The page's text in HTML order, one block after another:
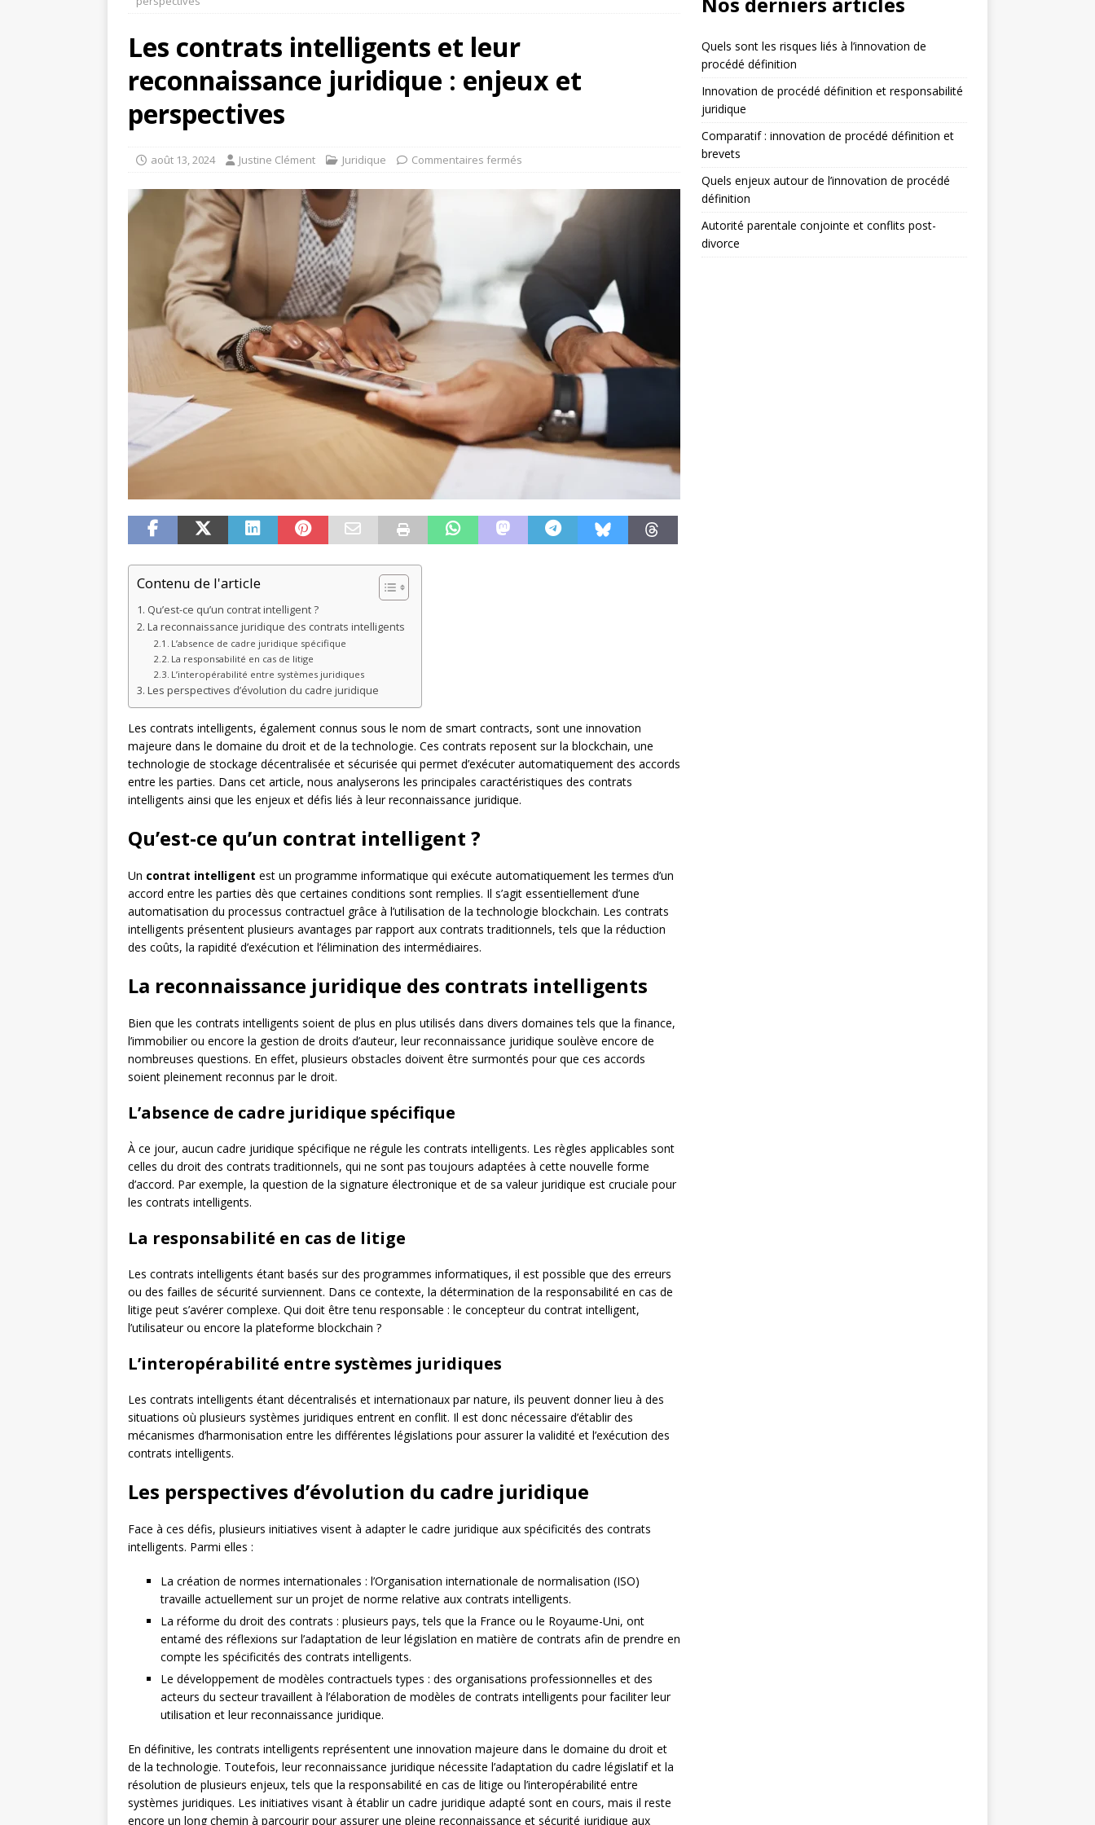
Les contrats intelligents et leur
reconnaissance juridique : enjeux et
perspectives
août 13, 2024 Justine Clément Juridique Commentaires fermés
Contenu de l'article
Qu’est-ce qu’un contrat intelligent ?
La reconnaissance juridique des contrats intelligents
L’absence de cadre juridique spécifique
La responsabilité en cas de litige
L’interopérabilité entre systèmes juridiques
Les perspectives d’évolution du cadre juridique
Les contrats intelligents, également connus sous le nom de smart contracts, sont une innovation
majeure dans le domaine du droit et de la technologie. Ces contrats reposent sur la blockchain, une
technologie de stockage décentralisée et sécurisée qui permet d’exécuter automatiquement des accords
entre les parties. Dans cet article, nous analyserons les principales caractéristiques des contrats
intelligents ainsi que les enjeux et défis liés à leur reconnaissance juridique.
Qu’est-ce qu’un contrat intelligent ?
Un contrat intelligent est un programme informatique qui exécute automatiquement les termes d’un
accord entre les parties dès que certaines conditions sont remplies. Il s’agit essentiellement d’une
automatisation du processus contractuel grâce à l’utilisation de la technologie blockchain. Les contrats
intelligents présentent plusieurs avantages par rapport aux contrats traditionnels, tels que la réduction
des coûts, la rapidité d’exécution et l’élimination des intermédiaires.
La reconnaissance juridique des contrats intelligents
Bien que les contrats intelligents soient de plus en plus utilisés dans divers domaines tels que la finance,
l’immobilier ou encore la gestion de droits d’auteur, leur reconnaissance juridique soulève encore de
nombreuses questions. En effet, plusieurs obstacles doivent être surmontés pour que ces accords
soient pleinement reconnus par le droit.
L’absence de cadre juridique spécifique
À ce jour, aucun cadre juridique spécifique ne régule les contrats intelligents. Les règles applicables sont
celles du droit des contrats traditionnels, qui ne sont pas toujours adaptées à cette nouvelle forme
d’accord. Par exemple, la question de la signature électronique et de sa valeur juridique est cruciale pour
les contrats intelligents.
La responsabilité en cas de litige
Les contrats intelligents étant basés sur des programmes informatiques, il est possible que des erreurs
ou des failles de sécurité surviennent. Dans ce contexte, la détermination de la responsabilité en cas de
litige peut s’avérer complexe. Qui doit être tenu responsable : le concepteur du contrat intelligent,
l’utilisateur ou encore la plateforme blockchain ?
L’interopérabilité entre systèmes juridiques
Les contrats intelligents étant décentralisés et internationaux par nature, ils peuvent donner lieu à des
situations où plusieurs systèmes juridiques entrent en conflit. Il est donc nécessaire d’établir des
mécanismes d’harmonisation entre les différentes législations pour assurer la validité et l’exécution des
contrats intelligents.
Les perspectives d’évolution du cadre juridique
Face à ces défis, plusieurs initiatives visent à adapter le cadre juridique aux spécificités des contrats
intelligents. Parmi elles :
La création de normes internationales : l’Organisation internationale de normalisation (ISO)
travaille actuellement sur un projet de norme relative aux contrats intelligents.
La réforme du droit des contrats : plusieurs pays, tels que la France ou le Royaume-Uni, ont
entamé des réflexions sur l’adaptation de leur législation en matière de contrats afin de prendre en
compte les spécificités des contrats intelligents.
Le développement de modèles contractuels types : des organisations professionnelles et des
acteurs du secteur travaillent à l’élaboration de modèles de contrats intelligents pour faciliter leur
utilisation et leur reconnaissance juridique.
En définitive, les contrats intelligents représentent une innovation majeure dans le domaine du droit et
de la technologie. Toutefois, leur reconnaissance juridique nécessite l’adaptation du cadre législatif et la
résolution de plusieurs enjeux, tels que la responsabilité en cas de litige ou l’interopérabilité entre
systèmes juridiques. Les initiatives visant à établir un cadre juridique adapté sont en cours, mais il reste
encore un long chemin à parcourir pour assurer une pleine reconnaissance et sécurité juridique aux
Quels sont les risques liés à l’innovation de
procédé définition
Innovation de procédé définition et responsabilité
juridique
Comparatif : innovation de procédé définition et
brevets
Quels enjeux autour de l’innovation de procédé
définition
Autorité parentale conjointe et conflits post-
divorce